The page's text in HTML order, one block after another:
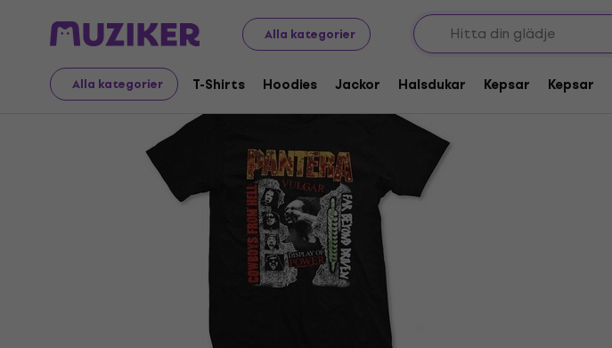
Alla kategorier
Alla kategorier T-Shirts Hoodies Jackor Halsdukar Kepsar Kepsar
Merch Musikalisk Merch T-Shirts